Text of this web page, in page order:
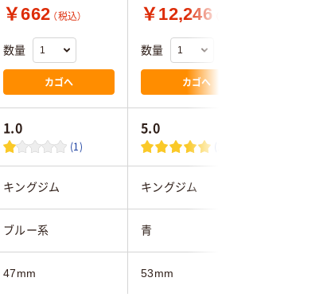
￥662 （税込）
数量
カゴへ
￥12,246
数量
カゴへ
1.0
(1)
5.0
(1)
キングジム キングジム
ブルー系 青
47mm 53mm